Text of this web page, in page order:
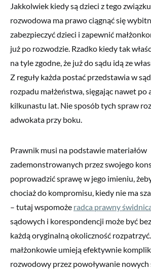
Jakkolwiek kiedy są dzieci z tego
rozwodowa ma prawo ciągnąć się
zabezpieczyć dzieci i zapewnić
już po rozwodzie. Rzadko kiedy tak
na tyle zgodne, że już do sądu idą ze
Z reguły każda postać przedstawia w
rozpadu małżeństwa, sięgając nawet po
kilkunastu lat. Nie sposób tych spraw
adwokata przy boku.
Prawnik musi na podstawie materiałów
zademonstrowanych przez swojego
poprowadzić sprawę w jego imieniu,
chociaż do kompromisu, kiedy nie ma
– tutaj wspomoże radca prawny
sądowych i korespondencji może być
każdą oryginalną okoliczność
małżonkowie umieją efektywnie
rozwodowy przez powoływanie